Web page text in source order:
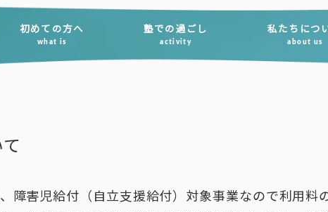
初めての方へ
what is
塾での過ごし
activity
私たちにつ
about us
障害児給付（自立支援給付）対象事業なので利用料